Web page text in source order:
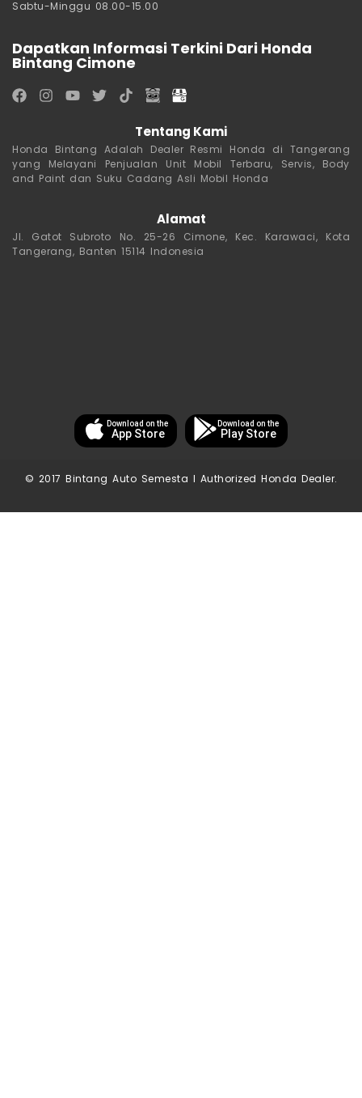
Sabtu-Minggu 08.00-15.00
Dapatkan Informasi Terkini Dari Honda
Bintang Cimone
Tentang Kami
Honda Bintang Adalah Dealer Resmi Honda di Tangerang
yang Melayani Penjualan Unit Mobil Terbaru, Servis, Body
and Paint dan Suku Cadang Asli Mobil Honda
Alamat
Jl. Gatot Subroto No. 25-26 Cimone, Kec. Karawaci, Kota
Tangerang, Banten 15114 Indonesia
Download on the
App Store
Download on the
Play Store
© 2017 Bintang Auto Semesta I Authorized Honda Dealer.